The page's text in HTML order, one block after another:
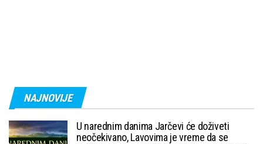
NAJNOVIJE
U narednim danima Jarčevi će doživeti
neočekivano, Lavovima je vreme da se